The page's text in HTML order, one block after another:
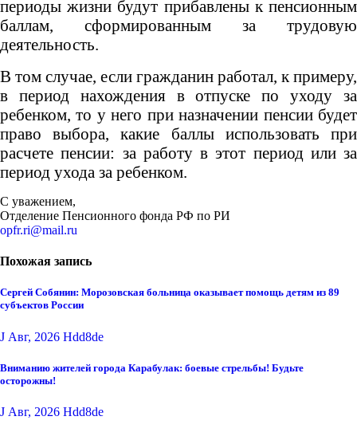
периоды жизни будут прибавлены к пенсионным
баллам, сформированным за трудовую
деятельность.
В том случае, если гражданин работал, к примеру,
в период нахождения в отпуске по уходу за
ребенком, то у него при назначении пенсии будет
право выбора, какие баллы использовать при
расчете пенсии: за работу в этот период или за
период ухода за ребенком.
С уважением,
Отделение Пенсионного фонда РФ по РИ
opfr.ri@mail.ru
Похожая запись
Сергей Собянин: Морозовская больница оказывает помощь детям из 89
субъектов России
J Авг, 2026 Hdd8de
Вниманию жителей города Карабулак: боевые стрельбы! Будьте
осторожны!
J Авг, 2026 Hdd8de